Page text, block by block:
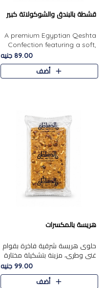
قشطة بالبندق والشوكولاتة كبير
A premium Egyptian Qeshta
Confection featuring a soft,
creamy texture paired with a
rich layer of premium
chocolate and the distinctive
89.00 جنيه
أضف
هريسة بالمكسرات
حلوى هريسة شرقية فاخرة بقوام
غني وطري، مزينة بتشكيلة مختارة
من المكسرات الفاخرة التي تضيف
قرمشة مميزة ونكهة غنية في كل
قطعة. تجمع بين المذاق..
99.00 جنيه
أضف